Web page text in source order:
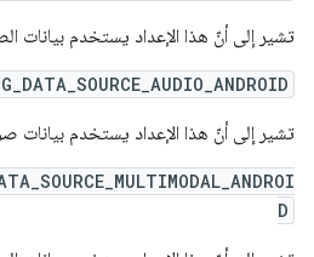
تشير إلى أنّ هذا الإعداد يستخدم بيانات
تشير إلى أنّ هذا الإعداد يستخدم بيانات
D